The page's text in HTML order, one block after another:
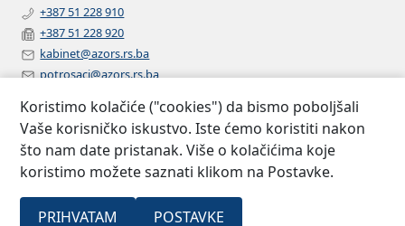
+387 51 228 910
+387 51 228 920
kabinet@azors.rs.ba
potrosaci@azors.rs.ba
PRATITE NAS
Facebook
Instagram
Linkedin
2007 –
Agencija za osiguranje Republike
Koristimo kolačiće ("cookies") da bismo poboljšali
Vaše korisničko iskustvo. Iste ćemo koristiti nakon
što nam date pristanak. Više o kolačićima koje
koristimo možete saznati klikom na Postavke.
PRIHVATAM POSTAVKE